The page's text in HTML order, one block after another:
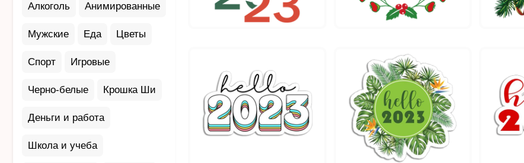
Алкоголь Анимированные
Мужские Еда Цветы
Спорт Игровые
Черно-белые Крошка Ши
Деньги и работа
Школа и учеба